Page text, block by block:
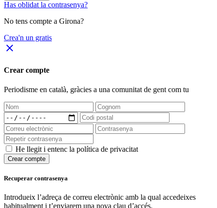
Has oblidat la contrasenya?
No tens compte a Girona?
Crea'n un gratis
close
Crear compte
Periodisme en català, gràcies a una comunitat de gent com tu
He llegit i entenc la política de privacitat
Crear compte
Recuperar contrasenya
Introdueix l’adreça de correu electrònic amb la qual accedeixes
habitualment i t’enviarem una nova clau d’accés.